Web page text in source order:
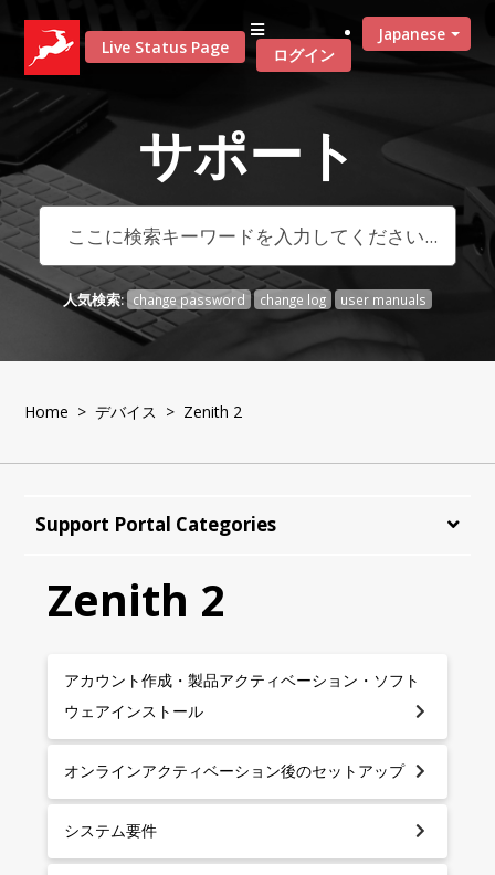
Live Status Page
Japanese
ログイン
サポート
人気検索: change password change log user manuals
Home >デバイス > Zenith 2
Support Portal Categories
Zenith 2
アカウント作成・製品アクティベーション・ソフト
ウェアインストール
オンラインアクティベーション後のセットアップ
システム要件